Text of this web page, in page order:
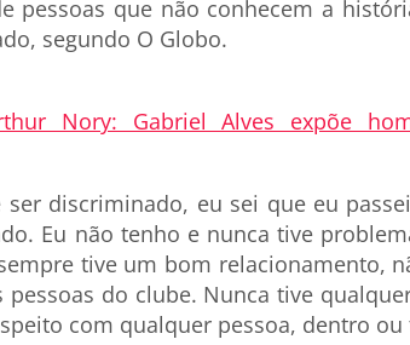
pessoas que não conhecem a
segundo O Globo.
Nory: Gabriel Alves expõe
ser discriminado, eu sei que eu
Eu não tenho e nunca tive
tive um bom relacionamento,
pessoas do clube. Nunca tive
com qualquer pessoa, dentro